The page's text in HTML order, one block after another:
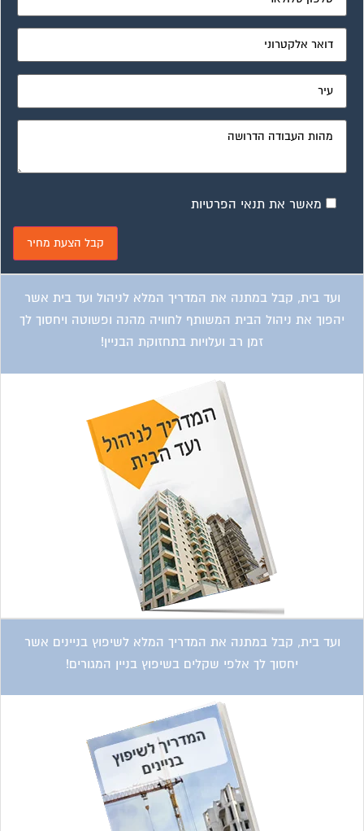
מאשר את תנאי הפרטיות
ועד בית, קבל במתנה את המדריך המלא לניהול ועד בית אשר
יהפוך את ניהול הבית המשותף לחוויה מהנה ופשוטה ויחסוך לך
זמן רב ועלויות בתחזוקת הבניין!
ועד בית, קבל במתנה את המדריך המלא לשיפוץ בניינים אשר
יחסוך לך אלפי שקלים בשיפוץ בניין המגורים!